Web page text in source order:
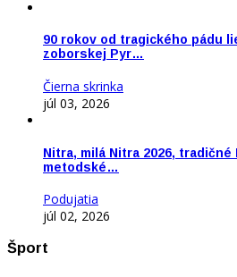
90 rokov od tragického pádu
zoborskej Pyr…
Čierna skrinka
júl 03, 2026
Nitra, milá Nitra 2026,
metodské…
Podujatia
júl 02, 2026
Šport